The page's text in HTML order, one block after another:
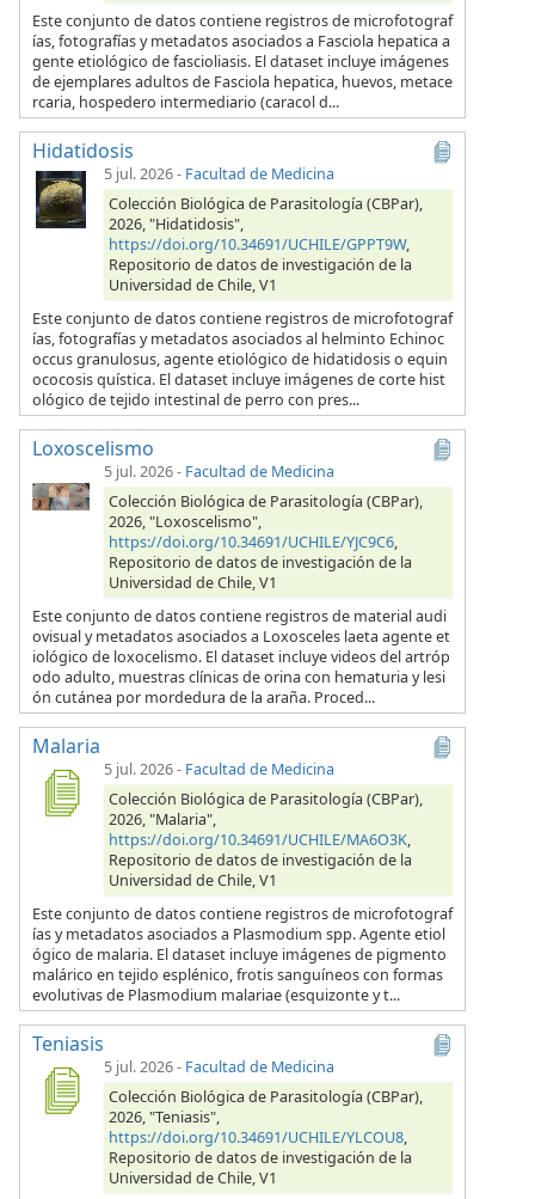
Este conjunto de datos contiene registros de microfotograf
ías, fotografías y metadatos asociados a Fasciola hepatica a
gente etiológico de fascioliasis. El dataset incluye imágenes
de ejemplares adultos de Fasciola hepatica, huevos, metace
rcaria, hospedero intermediario (caracol d...
Hidatidosis
5 jul. 2026- Facultad de Medicina
Colección Biológica de Parasitología (CBPar),
2026, "Hidatidosis",
https://doi.org/10.34691/UCHILE/GPPT9W,
Repositorio de datos de investigación de la
Universidad de Chile, V1
Este conjunto de datos contiene registros de microfotograf
ías, fotografías y metadatos asociados al helminto Echinoc
occus granulosus, agente etiológico de hidatidosis o equin
ococosis quística. El dataset incluye imágenes de corte hist
ológico de tejido intestinal de perro con pres...
Loxoscelismo
5 jul. 2026- Facultad de Medicina
Colección Biológica de Parasitología (CBPar),
2026, "Loxoscelismo",
https://doi.org/10.34691/UCHILE/YJC9C6,
Repositorio de datos de investigación de la
Universidad de Chile, V1
Este conjunto de datos contiene registros de material audi
ovisual y metadatos asociados a Loxosceles laeta agente et
iológico de loxocelismo. El dataset incluye videos del artróp
odo adulto, muestras clínicas de orina con hematuria y lesi
ón cutánea por mordedura de la araña. Proced...
Malaria
5 jul. 2026- Facultad de Medicina
Colección Biológica de Parasitología (CBPar),
2026, "Malaria",
https://doi.org/10.34691/UCHILE/MA6O3K,
Repositorio de datos de investigación de la
Universidad de Chile, V1
Este conjunto de datos contiene registros de microfotograf
ías y metadatos asociados a Plasmodium spp. Agente etiol
ógico de malaria. El dataset incluye imágenes de pigmento
malárico en tejido esplénico, frotis sanguíneos con formas
evolutivas de Plasmodium malariae (esquizonte y t...
Teniasis
5 jul. 2026- Facultad de Medicina
Colección Biológica de Parasitología (CBPar),
2026, "Teniasis",
https://doi.org/10.34691/UCHILE/YLCOU8,
Repositorio de datos de investigación de la
Universidad de Chile, V1